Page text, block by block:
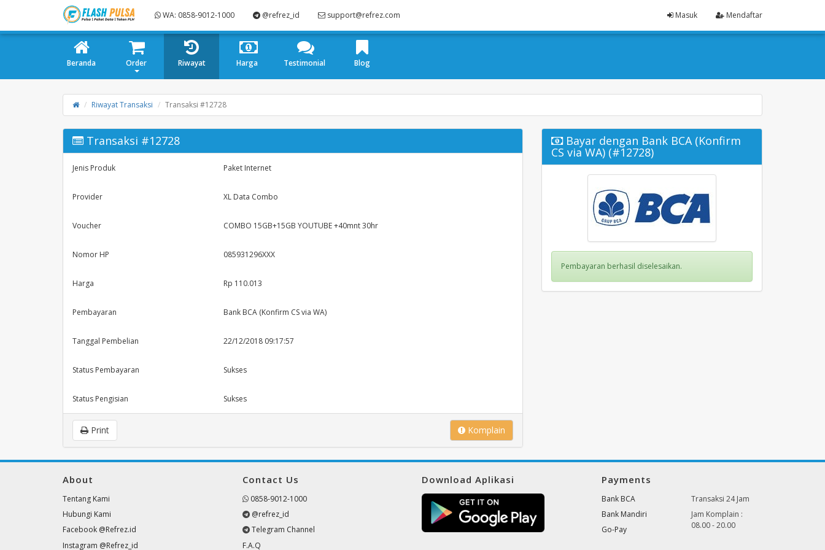
WA: 0858-9012-1000 @refrez_id support@refrez.com Masuk Mendaftar
Beranda Order Riwayat Harga Testimonial Blog
Riwayat Transaksi Transaksi #12728
Transaksi #12728
Jenis Produk Paket Internet
Provider XL Data Combo
Voucher COMBO 15GB+15GB YOUTUBE +40mnt 30hr
Nomor HP 085931296XXX
Harga Rp 110.013
Pembayaran Bank BCA (Konfirm CS via WA)
Tanggal Pembelian 22/12/2018 09:17:57
Status Pembayaran Sukses
Status Pengisian Sukses
Komplain
Print
Bayar dengan Bank BCA (Konfirm
CS via WA) (#12728)
Pembayaran berhasil diselesaikan.
About
Tentang Kami
Hubungi Kami
Facebook @Refrez.id
Instagram @Refrez_id
Contact Us
0858-9012-1000
@refrez_id
Telegram Channel
F.A.Q
Download Aplikasi Payments
Bank BCA
Bank Mandiri
Go-Pay
Transaksi 24 Jam
Jam Komplain :
08.00 - 20.00